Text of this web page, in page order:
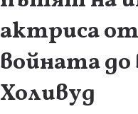
актриса
войната до
Холивуд